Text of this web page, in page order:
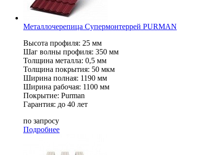
Металлочерепица Супермонтеррей PURMAN
Высота профиля: 25 мм
Шаг волны профиля: 350 мм
Толщина металла: 0,5 мм
Толщина покрытия: 50 мкм
Ширина полная: 1190 мм
Ширина рабочая: 1100 мм
Покрытие: Purman
Гарантия: до 40 лет
по запросу
Подробнее